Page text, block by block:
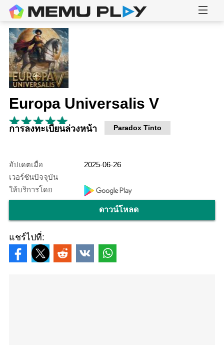
Europa Universalis V
การลงทะเบียนล่วงหน้า Paradox Tinto
อัปเดตเมื่อ
2025-06-26
เวอร์ชันปัจจุบัน
ให้บริการโดย
ดาวน์โหลด
แชร์ไปที่: